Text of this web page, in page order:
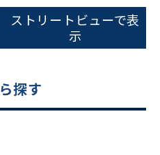
案内できます
620-213
問い合わせ
ストリートビューで表
示
探す